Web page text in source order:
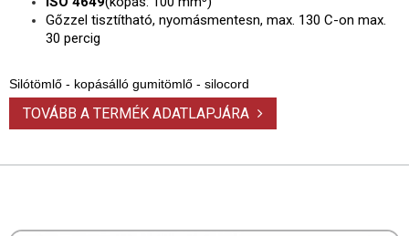
Gőzzel tisztítható, nyomásmentesn, max. 130 C-on max.
30 percig
Silótömlő - kopásálló gumitömlő - silocord
TOVÁBB A TERMÉK ADATLAPJÁRA